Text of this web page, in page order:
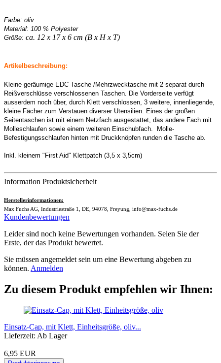
Farbe: oliv
Material: 100 % Polyester
Größe: ca. 12 x 17 x 6 cm (B x H x T)
Artikelbeschreibung:
Kleine geräumige EDC Tasche /Mehrzwecktasche mit 2 separat durch
Reißverschlüsse verschlossenen Taschen. Die Vorderseite verfügt
ausserdem noch über, durch Klett verschlossen, 3 weitere, innenliegende,
kleine Fächer zum Verstauen diverser Utensilien. Eines der großen
Seitentaschen ist mit einem Netzfach ausgestattet, das andere Fach mit
Molleschlaufen sowie einem weiteren Einschubfach. Molle-
Befestigungsschlaufen hinten mit Druckknöpfen runden die Tasche ab.
Inkl. kleinem "First Aid" Klettpatch (3,5 x 3,5cm)
Information Produktsicherheit
Herstellerinformationen:
Max Fuchs AG, Industriestraße 1, DE, 94078, Freyung, info@max-fuchs.de
Kundenbewertungen
Leider sind noch keine Bewertungen vorhanden. Seien Sie der
Erste, der das Produkt bewertet.
Sie müssen angemeldet sein um eine Bewertung abgeben zu
können. Anmelden
Zu diesem Produkt empfehlen wir Ihnen:
Einsatz-Cap, mit Klett, Einheitsgröße, oliv...
Lieferzeit: Ab Lager
6,95 EUR